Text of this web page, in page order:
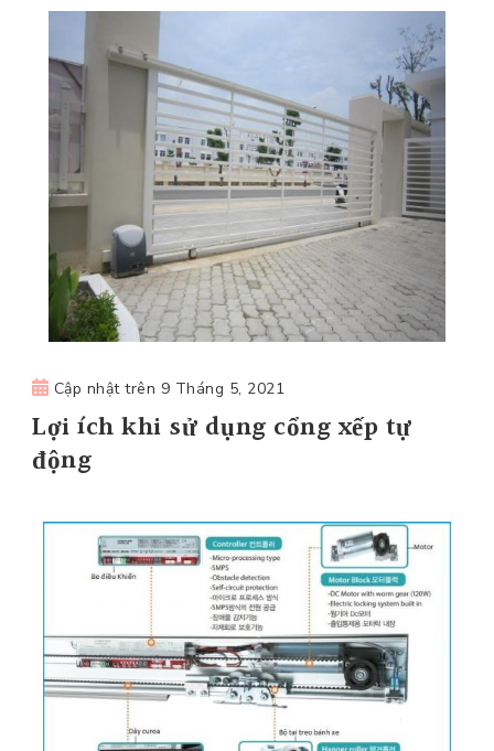
Cập nhật trên 9 Tháng 5, 2021
Lợi ích khi sử dụng cổng xếp tự
động